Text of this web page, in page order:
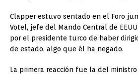
Clapper estuvo sentado en el Foro
Votel, jefe del Mando Central de
por el presidente turco de haber
de estado, algo que él ha negado.
La primera reacción fue la del